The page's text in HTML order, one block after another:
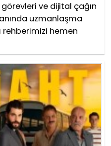
görevleri ve dijital çağın
uzmanlaşma
rehberimizi hemen